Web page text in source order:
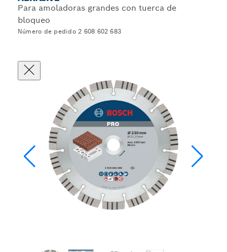
Para amoladoras grandes con tuerca de
bloqueo
Número de pedido 2 608 602 683